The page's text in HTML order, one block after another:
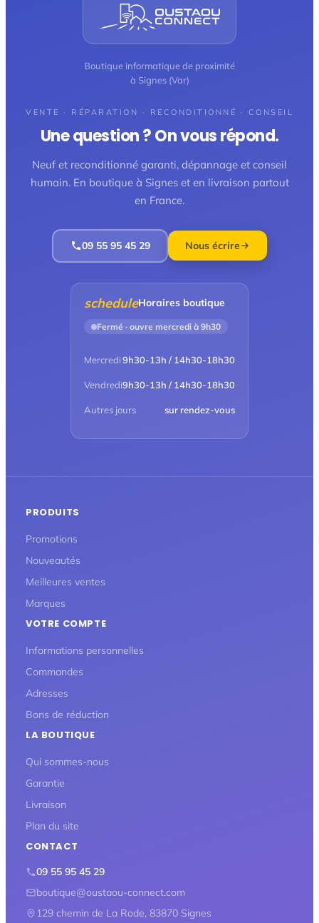
Boutique informatique de proximité
à Signes (Var)
VENTE · RÉPARATION · RECONDITIONNÉ · CONSEIL
Une question ? On vous répond.
Neuf et reconditionné garanti, dépannage et conseil
humain. En boutique à Signes et en livraison partout
en France.
09 55 95 45 29 Nous écrire
scheduleHoraires boutique
Fermé · ouvre mercredi à 9h30
Mercredi9h30-13h / 14h30-18h30
Vendredi9h30-13h / 14h30-18h30
Autres jours sur rendez-vous
PRODUITS
Promotions
Nouveautés
Meilleures ventes
Marques
VOTRE COMPTE
Informations personnelles
Commandes
Adresses
Bons de réduction
LA BOUTIQUE
Qui sommes-nous
Garantie
Livraison
Plan du site
CONTACT
09 55 95 45 29
boutique@oustaou-connect.com
129 chemin de La Rode, 83870 Signes